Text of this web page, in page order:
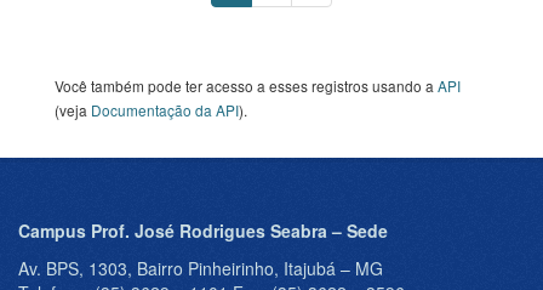
Você também pode ter acesso a esses registros usando a API
(veja Documentação da API).
Campus Prof. José Rodrigues Seabra – Sede
Av. BPS, 1303, Bairro Pinheirinho, Itajubá – MG